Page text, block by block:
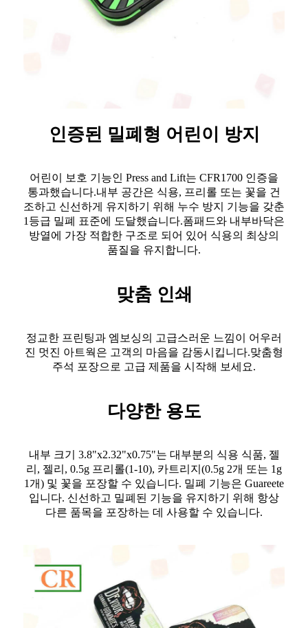
인증된 밀폐형 어린이 방지
어린이 보호 기능인 Press and Lift는 CFR1700 인증을
통과했습니다.내부 공간은 식용, 프리롤 또는 꽃을 건
조하고 신선하게 유지하기 위해 누수 방지 기능을 갖춘
1등급 밀폐 표준에 도달했습니다.폼패드와 내부바닥은
방열에 가장 적합한 구조로 되어 있어 식용의 최상의
품질을 유지합니다.
맞춤 인쇄
정교한 프린팅과 엠보싱의 고급스러운 느낌이 어우러
진 멋진 아트웍은 고객의 마음을 감동시킵니다.맞춤형
주석 포장으로 고급 제품을 시작해 보세요.
다양한 용도
내부 크기 3.8"x2.32"x0.75"는 대부분의 식용 식품, 젤
리, 젤리, 0.5g 프리롤(1-10), 카트리지(0.5g 2개 또는 1g
1개) 및 꽃을 포장할 수 있습니다. 밀폐 기능은 Guareete
입니다. 신선하고 밀폐된 기능을 유지하기 위해 항상
다른 품목을 포장하는 데 사용할 수 있습니다.